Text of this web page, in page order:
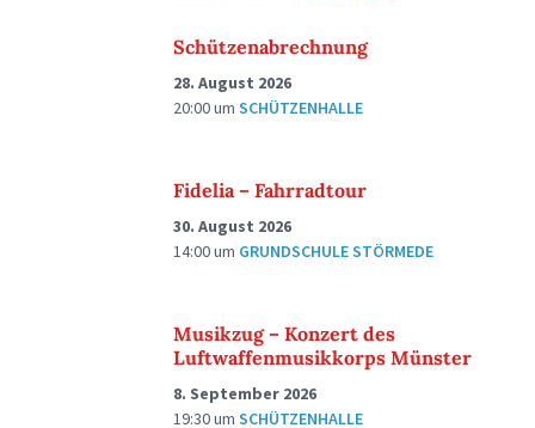
Schützenabrechnung
28. August 2026
20:00um SCHÜTZENHALLE
Fidelia – Fahrradtour
30. August 2026
14:00um GRUNDSCHULE STÖRMEDE
Musikzug – Konzert des
Luftwaffenmusikkorps Münster
8. September 2026
19:30um SCHÜTZENHALLE